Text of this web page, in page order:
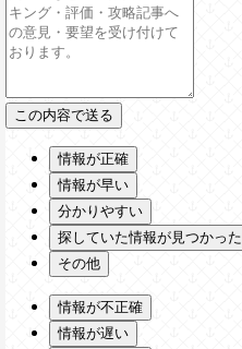
情報が正確
情報が早い
分かりやすい
探していた情報が見つかった
その他
情報が不正確
情報が遅い